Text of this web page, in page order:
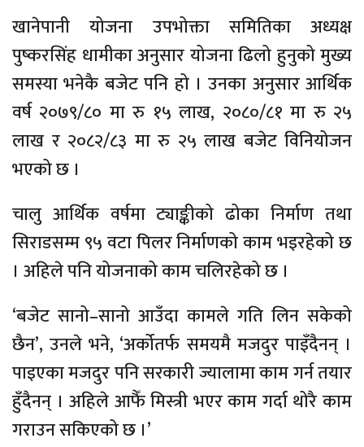
खानेपानी योजना उपभोक्ता समितिका अध्यक्ष
पुष्करसिंह धामीका अनुसार योजना ढिलो हुनुको मुख्य
समस्या भनेकै बजेट पनि हो । उनका अनुसार आर्थिक
वर्ष २०७९/८० मा रु १५ लाख, २०८०/८१ मा रु २५
लाख र २०८२/८३ मा रु २५ लाख बजेट विनियोजन
भएको छ ।
चालु आर्थिक वर्षमा ट्याङ्कीको ढोका निर्माण तथा
सिराडसम्म ९५ वटा पिलर निर्माणको काम भइरहेको छ
। अहिले पनि योजनाको काम चलिरहेको छ ।
‘बजेट सानो–सानो आउँदा कामले गति लिन सकेको
छैन’, उनले भने, ‘अर्कोतर्फ समयमै मजदुर पाइँदैनन् ।
पाइएका मजदुर पनि सरकारी ज्यालामा काम गर्न तयार
हुँदैनन् । अहिले आफैँ मिस्त्री भएर काम गर्दा थोरै काम
गराउन सकिएको छ ।’